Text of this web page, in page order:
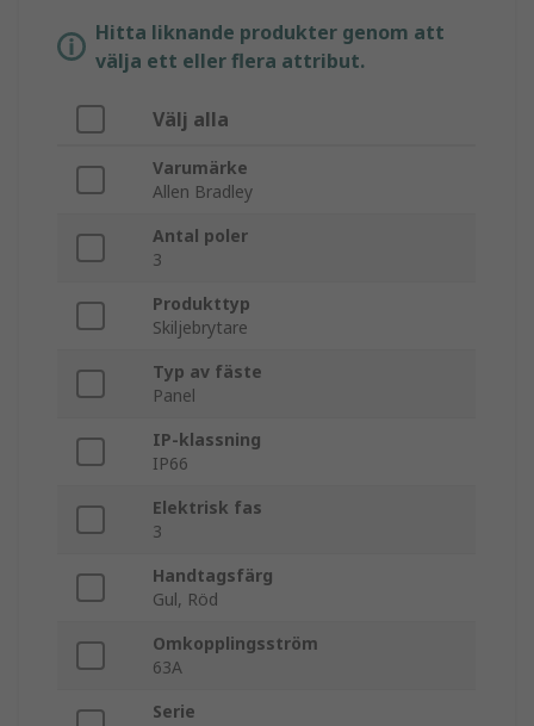
Hitta liknande produkter genom att
välja ett eller flera attribut.
Välj alla
Varumärke
Allen Bradley
Antal poler
3
Produkttyp
Skiljebrytare
Typ av fäste
Panel
IP-klassning
IP66
Elektrisk fas
3
Handtagsfärg
Gul, Röd
Omkopplingsström
63A
Serie